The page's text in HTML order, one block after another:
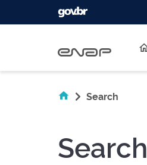
Search
Search